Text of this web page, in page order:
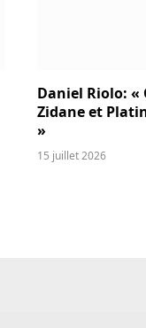
Daniel Riolo: «
Zidane et
»
15 juillet 2026